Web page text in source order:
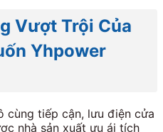
Vượt Trội Của
Yhpower
cùng tiếp cận, lưu điện cửa
nhà sản xuất ưu ái tích